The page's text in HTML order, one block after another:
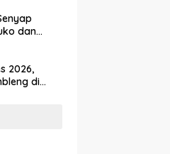
dan
2026,
di